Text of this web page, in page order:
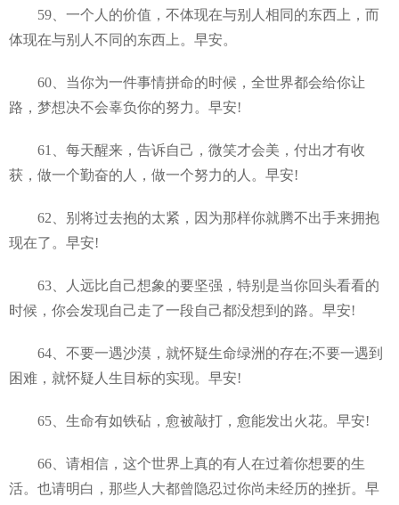
59、一个人的价值，不体现在与别人相同的东西上，而
体现在与别人不同的东西上。早安。
60、当你为一件事情拼命的时候，全世界都会给你让
路，梦想决不会辜负你的努力。早安!
61、每天醒来，告诉自己，微笑才会美，付出才有收
获，做一个勤奋的人，做一个努力的人。早安!
62、别将过去抱的太紧，因为那样你就腾不出手来拥抱
现在了。早安!
63、人远比自己想象的要坚强，特别是当你回头看看的
时候，你会发现自己走了一段自己都没想到的路。早安!
64、不要一遇沙漠，就怀疑生命绿洲的存在;不要一遇到
困难，就怀疑人生目标的实现。早安!
65、生命有如铁砧，愈被敲打，愈能发出火花。早安!
66、请相信，这个世界上真的有人在过着你想要的生
活。也请明白，那些人大都曾隐忍过你尚未经历的挫折。早